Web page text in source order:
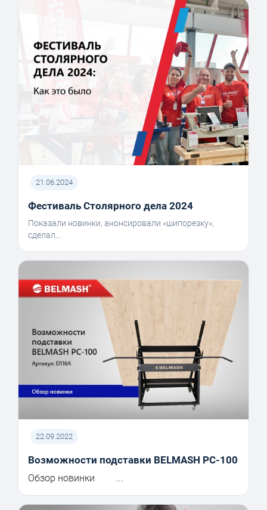
21.06.2024
Фестиваль Столярного дела 2024
Показали новинки, анонсировали «шипорезку»,
сделал...
22.09.2022
Возможности подставки BELMASH PC-100
Обзор новинки ...